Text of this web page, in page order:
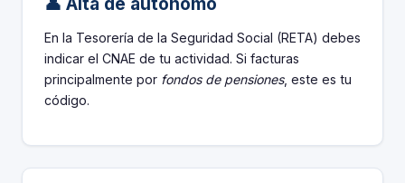
En la Tesorería de la Seguridad Social (RETA) debes
indicar el CNAE de tu actividad. Si facturas
principalmente por fondos de pensiones, este es tu
código.